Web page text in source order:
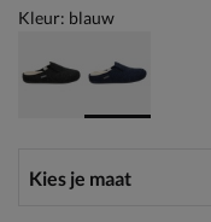
Kleur: blauw